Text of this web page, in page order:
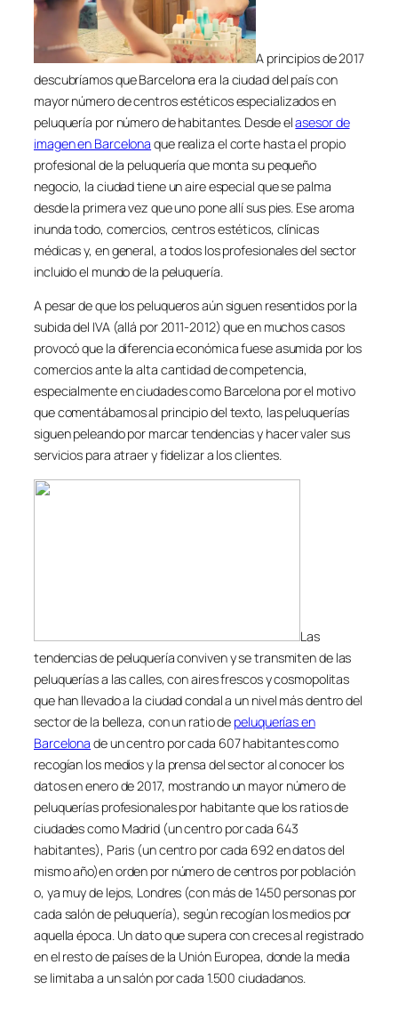
A principios de 2017
descubríamos que Barcelona era la ciudad del país con
mayor número de centros estéticos especializados en
peluquería por número de habitantes. Desde elasesor de
imagen en Barcelona que realiza el corte hasta el propio
profesional de la peluquería que monta su pequeño
negocio, la ciudad tiene un aire especial que se palma
desde la primera vez que uno pone allí sus pies. Ese aroma
inunda todo, comercios, centros estéticos, clínicas
médicas y, en general, a todos los profesionales del sector
incluido el mundo de la peluquería.
A pesar de que los peluqueros aún siguen resentidos por la
subida del IVA (allá por 2011-2012) que en muchos casos
provocó que la diferencia económica fuese asumida por los
comercios ante la alta cantidad de competencia,
especialmente en ciudades como Barcelona por el motivo
que comentábamos al principio del texto, las peluquerías
siguen peleando por marcar tendencias y hacer valer sus
servicios para atraer y fidelizar a los clientes.
Las
tendencias de peluquería conviven y se transmiten de las
peluquerías a las calles, con aires frescos y cosmopolitas
que han llevado a la ciudad condal a un nivel más dentro del
sector de la belleza, con un ratio de peluquerías en
Barcelona de un centro por cada 607 habitantes como
recogían los medios y la prensa del sector al conocer los
datos en enero de 2017, mostrando un mayor número de
peluquerías profesionales por habitante que los ratios de
ciudades como Madrid (un centro por cada 643
habitantes), Paris (un centro por cada 692 en datos del
mismo año)en orden por número de centros por población
o, ya muy de lejos, Londres (con más de 1450 personas por
cada salón de peluquería), según recogían los medios por
aquella época. Un dato que supera con creces al registrado
en el resto de países de la Unión Europea, donde la media
se limitaba a un salón por cada 1.500 ciudadanos.